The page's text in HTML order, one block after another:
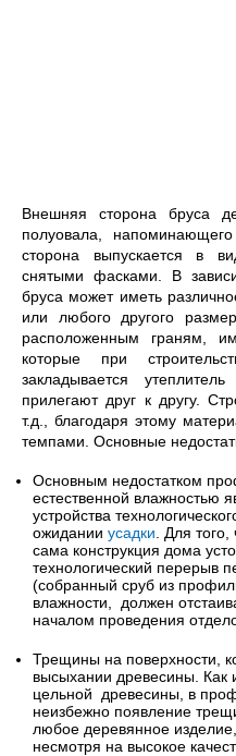
Внешняя сторона бруса
полуовала,
сторона выпускается в
снятыми фасками. В
бруса может иметь
или любого другого
расположенным граням,
которые при
закладывается
прилегают друг к другу.
т.д., благодаря этому
темпами. Основные
Основным недостатком
естественной влажностью
устройства
ожидании усадки . Для
сама конструкция дома
технологический перерыв
(собранный сруб из
влажности, должен
началом проведения
Трещины на поверхности,
высыхании древесины. Как
цельной древесины, в
неизбежно появление
любое деревянное
несмотря на высокое